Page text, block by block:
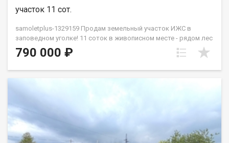
участок 11 сот.
samoletplus-1329159 Продам земельный участок ИЖС в
заповедном уголке! 11 соток в живописном месте - рядом лес
и озеро! Преимущества Ровный рельеф и правильная форма
участка Тихая экологичная зона вдали от городского шума
дома из газобетона, бруса, бревна или кирпича, СИП-панелей,
каркасных или модульных конструкций Только проверенные
790 000 ₽